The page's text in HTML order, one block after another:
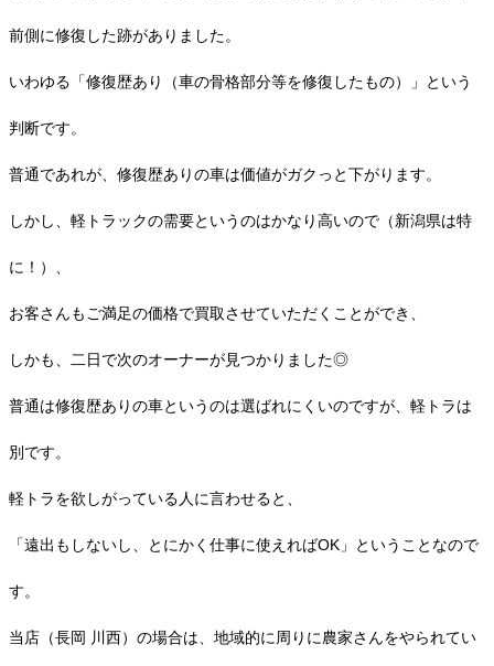
前側に修復した跡がありました。
いわゆる「修復歴あり（車の骨格部分等を修復したもの）」という
判断です。
普通であれが、修復歴ありの車は価値がガクっと下がります。
しかし、軽トラックの需要というのはかなり高いので（新潟県は特
に！）、
お客さんもご満足の価格で買取させていただくことができ、
しかも、二日で次のオーナーが見つかりました◎
普通は修復歴ありの車というのは選ばれにくいのですが、軽トラは
別です。
軽トラを欲しがっている人に言わせると、
「遠出もしないし、とにかく仕事に使えればOK」ということなので
す。
当店（長岡 川西）の場合は、地域的に周りに農家さんをやられてい